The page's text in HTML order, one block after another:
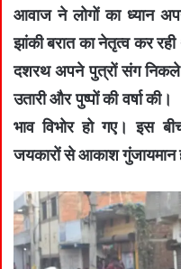
आवाज ने लोगों का ध्यान
झांकी बरात का नेतृत्व कर
दशरथ अपने पुत्रों संग निकले
उतारी और पुष्पों की वर्षा
भाव विभोर हो गए। इस
जयकारों से आकाश गुंजायमान